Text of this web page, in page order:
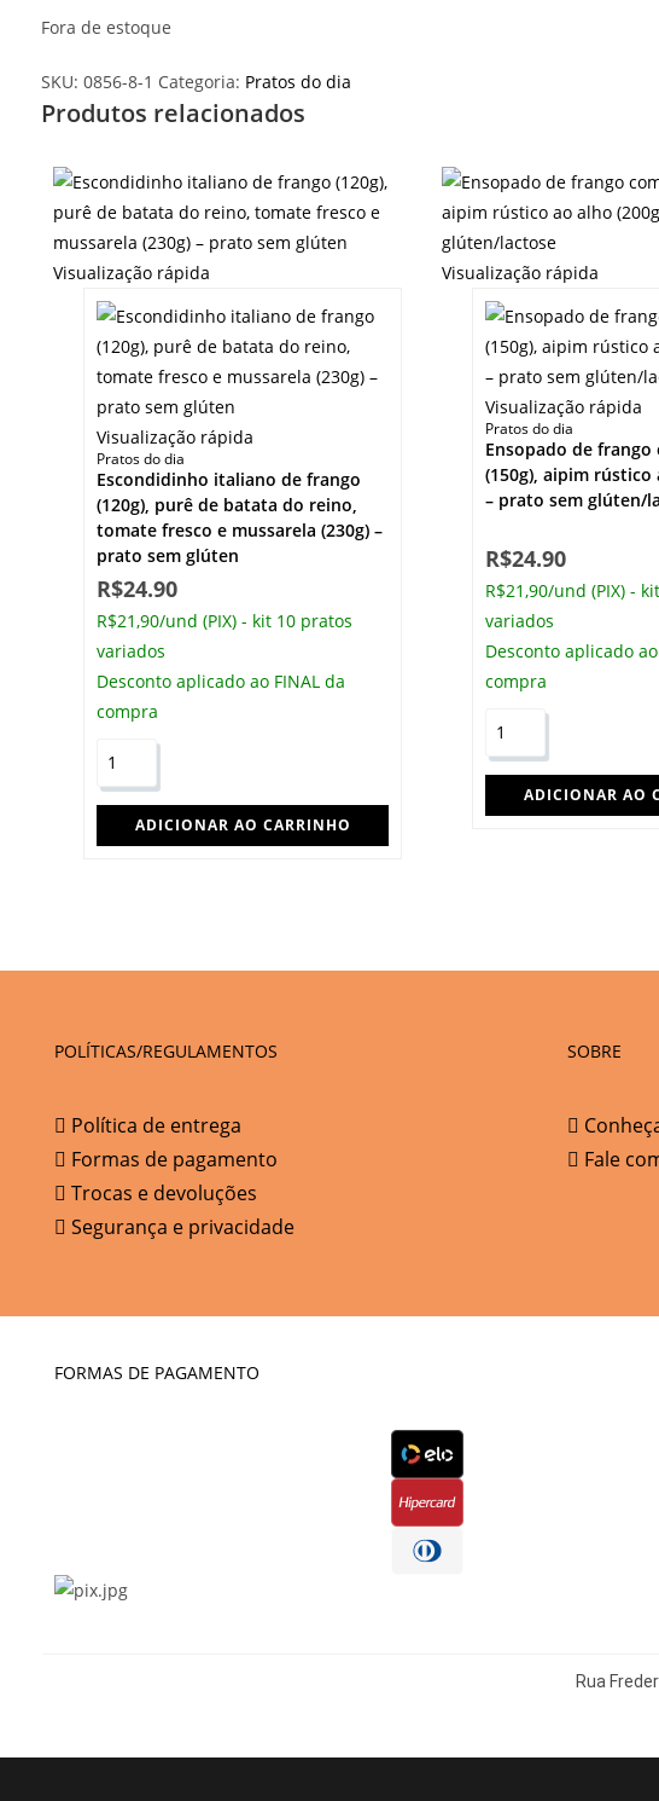
Fora de estoque
SKU: 0856-8-1 Categoria: Pratos do dia
Produtos relacionados
Visualização rápida
Visualização rápida
Pratos do dia
Escondidinho italiano de frango
(120g), purê de batata do reino,
tomate fresco e mussarela (230g) –
prato sem glúten
R$24.90
R$21,90/und (PIX) - kit 10 pratos
variados
Desconto aplicado ao FINAL da
compra
ADICIONAR AO CARRINHO
Visualização rápida
Visualização rápida
Pratos do dia
Ensopado de frango
(150g), aipim rústico
– prato sem glúten/
R$24.90
R$21,90/und (PIX) -
variados
Desconto aplicado
compra
ADICIONAR AO
POLÍTICAS/REGULAMENTOS
Política de entrega
Formas de pagamento
Trocas e devoluções
Segurança e privacidade
SOBRE
Fale
FORMAS DE PAGAMENTO
Rua